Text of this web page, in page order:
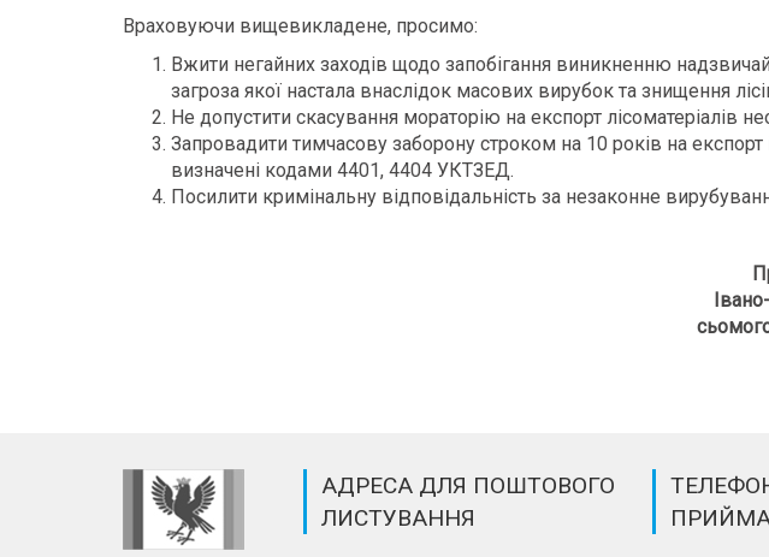
Враховуючи вищевикладене, просимо:
Вжити негайних заходів щодо запобігання виникненню
загроза якої настала внаслідок масових вирубок та знищення
Не допустити скасування мораторію на експорт лісоматеріалів
Запровадити тимчасову заборону строком на 10 років на експорт
визначені кодами 4401, 4404 УКТЗЕД.
Посилити кримінальну відповідальність за незаконне
АДРЕСА ДЛЯ ПОШТОВОГО
ЛИСТУВАННЯ